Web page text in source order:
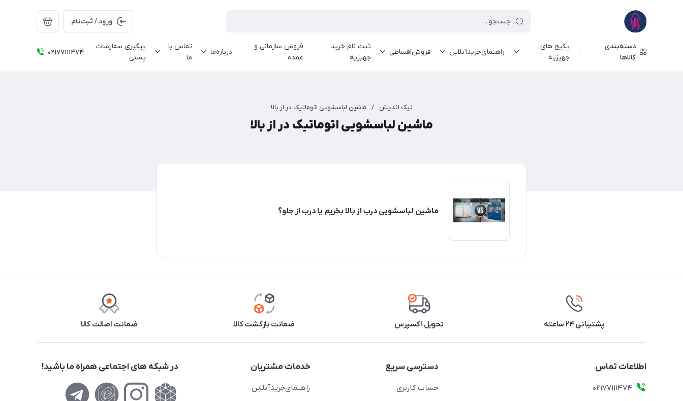
ورود / ثبت‌نام
دسته‌بندی
کالاها
پکیج های
جهیزیه
راهنمای‌خرید‌آنلاین فروش‌اقساطی
ثبت نام خرید
جهیزیه
فروش سازمانی و
عمده
درباره‌ما
تماس با
ما
پیگیری سفارشات
پستی
02177111474
نیک اندیش / ماشین لباسشویی اتوماتیک در از بالا
ماشین لباسشویی اتوماتیک در از بالا
ماشین لباسشویی درب از بالا بخریم یا درب از جلو؟
پشتیبانی ۲۴ ساعته تحویل اکسپرس ضمانت بازگشت کالا ضمانت اصالت کالا
اطلاعات تماس
02177111474
دسترسی سریع
حساب کاربری
خدمات مشتریان
راهنمای‌خرید‌آنلاین
در شبکه های اجتماعی همراه ما باشید!